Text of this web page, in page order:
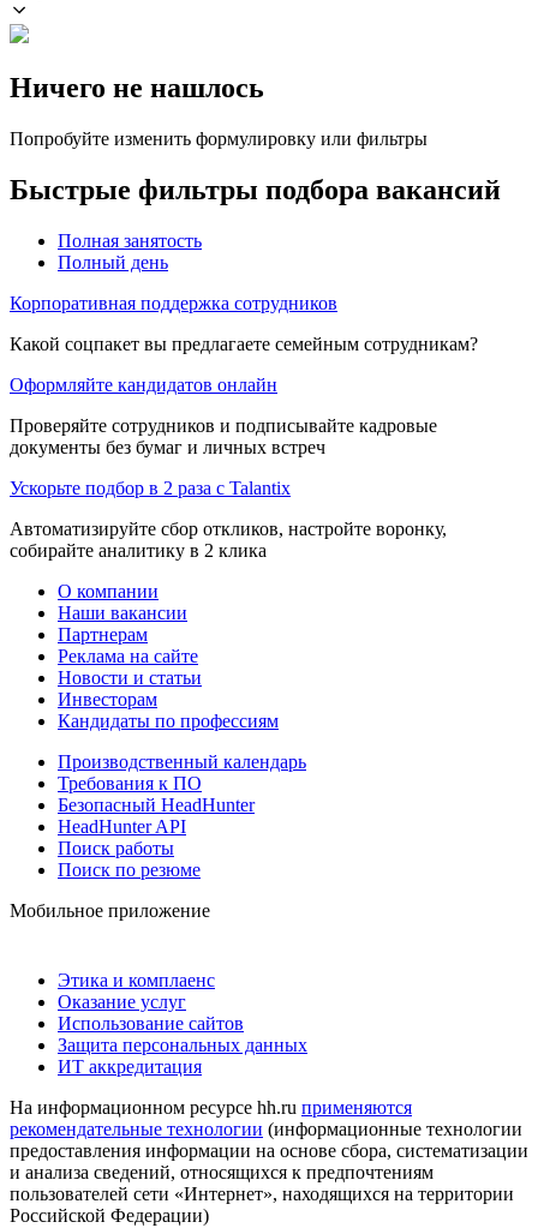
Ничего не нашлось
Попробуйте изменить формулировку или фильтры
Быстрые фильтры подбора вакансий
Полная занятость
Полный день
Корпоративная поддержка сотрудников
Какой соцпакет вы предлагаете семейным сотрудникам?
Оформляйте кандидатов онлайн
Проверяйте сотрудников и подписывайте кадровые
документы без бумаг и личных встреч
Ускорьте подбор в 2 раза с Talantix
Автоматизируйте сбор откликов, настройте воронку,
собирайте аналитику в 2 клика
О компании
Наши вакансии
Партнерам
Реклама на сайте
Новости и статьи
Инвесторам
Кандидаты по профессиям
Производственный календарь
Требования к ПО
Безопасный HeadHunter
HeadHunter API
Поиск работы
Поиск по резюме
Мобильное приложение
Этика и комплаенс
Оказание услуг
Использование сайтов
Защита персональных данных
ИТ аккредитация
На информационном ресурсе hh.ru применяются
рекомендательные технологии (информационные технологии
предоставления информации на основе сбора, систематизации
и анализа сведений, относящихся к предпочтениям
пользователей сети «Интернет», находящихся на территории
Российской Федерации)